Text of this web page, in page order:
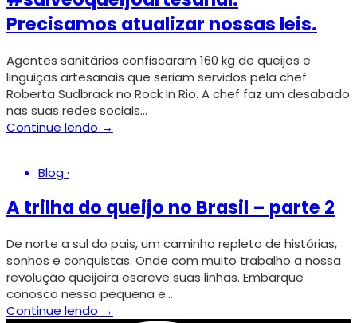
Precisamos atualizar nossas leis.
Agentes sanitários confiscaram 160 kg de queijos e
linguiças artesanais que seriam servidos pela chef
Roberta Sudbrack no Rock In Rio. A chef faz um desabado
nas suas redes sociais…
Continue lendo →
Blog·
A trilha do queijo no Brasil – parte 2
De norte a sul do pais, um caminho repleto de histórias,
sonhos e conquistas. Onde com muito trabalho a nossa
revolução queijeira escreve suas linhas. Embarque
conosco nessa pequena e…
Continue lendo →